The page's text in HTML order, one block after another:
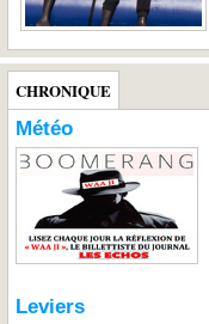
CHRONIQUE
Météo
Leviers